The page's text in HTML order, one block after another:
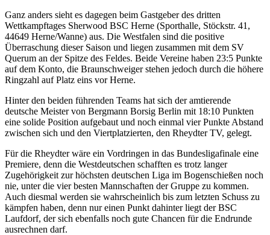
Ganz anders sieht es dagegen beim Gastgeber des dritten
Wettkampftages Sherwood BSC Herne (Sporthalle, Stöckstr. 41,
44649 Herne/Wanne) aus. Die Westfalen sind die positive
Überraschung dieser Saison und liegen zusammen mit dem SV
Querum an der Spitze des Feldes. Beide Vereine haben 23:5 Punkte
auf dem Konto, die Braunschweiger stehen jedoch durch die höhere
Ringzahl auf Platz eins vor Herne.
Hinter den beiden führenden Teams hat sich der amtierende
deutsche Meister von Bergmann Borsig Berlin mit 18:10 Punkten
eine solide Position aufgebaut und noch einmal vier Punkte Abstand
zwischen sich und den Viertplatzierten, den Rheydter TV, gelegt.
Für die Rheydter wäre ein Vordringen in das Bundesligafinale eine
Premiere, denn die Westdeutschen schafften es trotz langer
Zugehörigkeit zur höchsten deutschen Liga im Bogenschießen noch
nie, unter die vier besten Mannschaften der Gruppe zu kommen.
Auch diesmal werden sie wahrscheinlich bis zum letzten Schuss zu
kämpfen haben, denn nur einen Punkt dahinter liegt der BSC
Laufdorf, der sich ebenfalls noch gute Chancen für die Endrunde
ausrechnen darf.